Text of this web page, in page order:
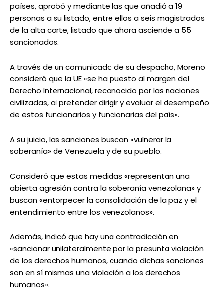
países, aprobó y mediante las que añadió a 19
personas a su listado, entre ellos a seis magistrados
de la alta corte, listado que ahora asciende a 55
sancionados.
A través de un comunicado de su despacho, Moreno
consideró que la UE «se ha puesto al margen del
Derecho Internacional, reconocido por las naciones
civilizadas, al pretender dirigir y evaluar el desempeño
de estos funcionarios y funcionarias del país».
A su juicio, las sanciones buscan «vulnerar la
soberanía» de Venezuela y de su pueblo.
Consideró que estas medidas «representan una
abierta agresión contra la soberanía venezolana» y
buscan «entorpecer la consolidación de la paz y el
entendimiento entre los venezolanos».
Además, indicó que hay una contradicción en
«sancionar unilateralmente por la presunta violación
de los derechos humanos, cuando dichas sanciones
son en sí mismas una violación a los derechos
humanos».